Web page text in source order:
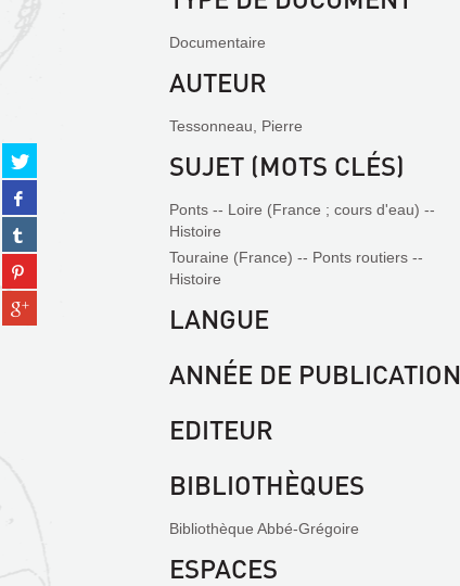
Partager
sur
twitter
(Nouvelle
fenêtre)
Partager
sur
facebook
(Nouvelle
fenêtre)
Partager
sur
tumblr
(Nouvelle
fenêtre)
Partager
sur
pinterest
(Nouvelle
Partager
sur
Documentaire
AUTEUR
Tessonneau, Pierre
SUJET (MOTS CLÉS)
Ponts -- Loire (France ; cours d'eau) --
Histoire
Touraine (France) -- Ponts routiers --
Histoire
LANGUE
ANNÉE DE PUBLICATION
EDITEUR
BIBLIOTHÈQUES
Bibliothèque Abbé-Grégoire
ESPACES